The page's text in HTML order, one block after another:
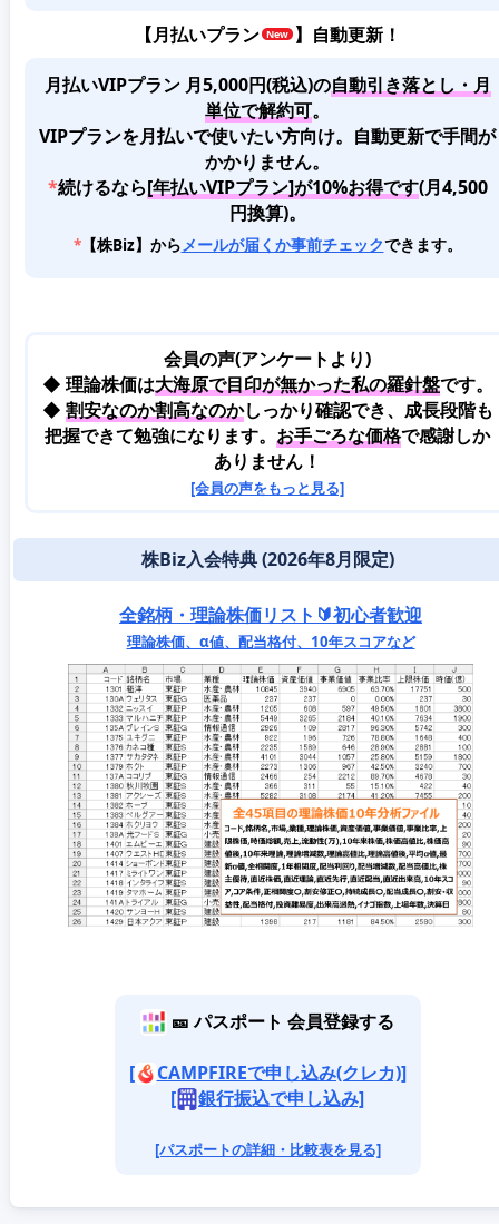
【月払いプラン 】自動更新！
月払いVIPプラン 月5,000円(税込)の自動引き落とし・月
単位で解約可。
VIPプランを月払いで使いたい方向け。自動更新で手間が
かかりません。
*続けるなら[年払いVIPプラン]が10%お得です(月4,500
円換算)。
*【株Biz】からメールが届くか事前チェックできます。
会員の声(アンケートより)
◆ 理論株価は大海原で目印が無かった私の羅針盤です。
◆ 割安なのか割高なのかしっかり確認でき、成長段階も
把握できて勉強になります。 お手ごろな価格で感謝しか
ありません！
[会員の声をもっと見る]
株Biz入会特典 (2026年8月限定)
全銘柄・理論株価リスト🔰初心者歓迎
理論株価、α値、配当格付、10年スコアなど
🎫 パスポート 会員登録する
[
CAMPFIREで申し込み(クレカ)]
[
銀行振込で申し込み]
[パスポートの詳細・比較表を見る]